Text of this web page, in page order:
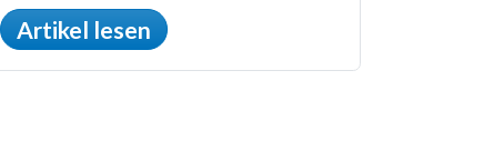
Artikel lesen